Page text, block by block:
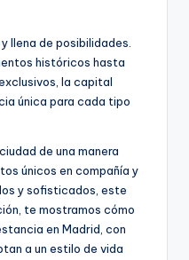
llena de posibilidades.
históricos hasta
la capital
única para cada tipo
de una manera
únicos en compañía y
y sofisticados, este
te mostramos cómo
en Madrid, con
a un estilo de vida